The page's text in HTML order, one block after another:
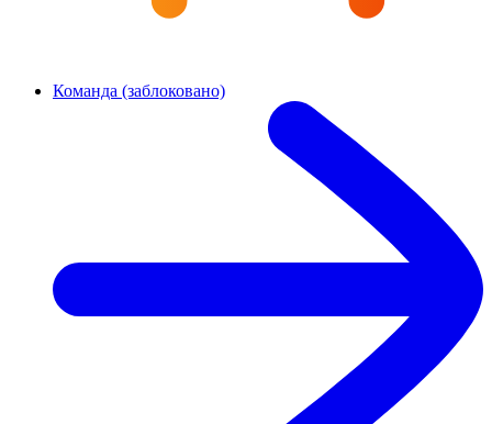
Команда (заблоковано)